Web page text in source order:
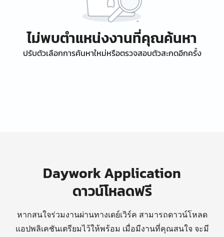
ไม่พบตำแหน่งงานที่คุณค้นหา
ปรับตัวเลือกการค้นหาใหม่หรือตรวจสอบตัวสะกดอีกครั้ง
Daywork Application
ดาวน์โหลดฟรี
หากสนใจร่วมงานผ่านทางเดย์เวิร์ค สามารถดาวน์โหลด
แอปพลิเคชันเตรียมไว้ให้พร้อม เมื่อมีงานที่คุณสนใจ จะมี